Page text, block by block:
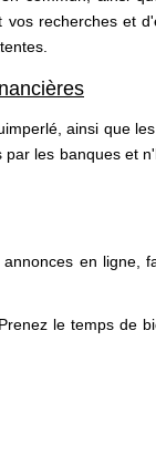
recherches et
ainsi que
les banques et
en ligne,
le temps de